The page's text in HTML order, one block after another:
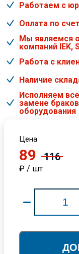
Работаем с
Оплата по
Мы являемся
компаний IEK,
Работа с
Наличие
Исполняем
замене
оборудования
Цена
89 116
₽ / шт